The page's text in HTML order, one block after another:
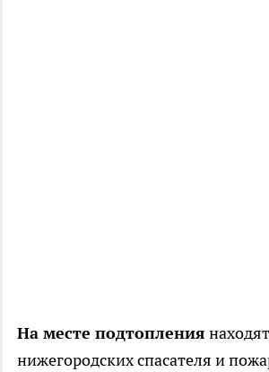
На месте подтопления
нижегородских спасателя и